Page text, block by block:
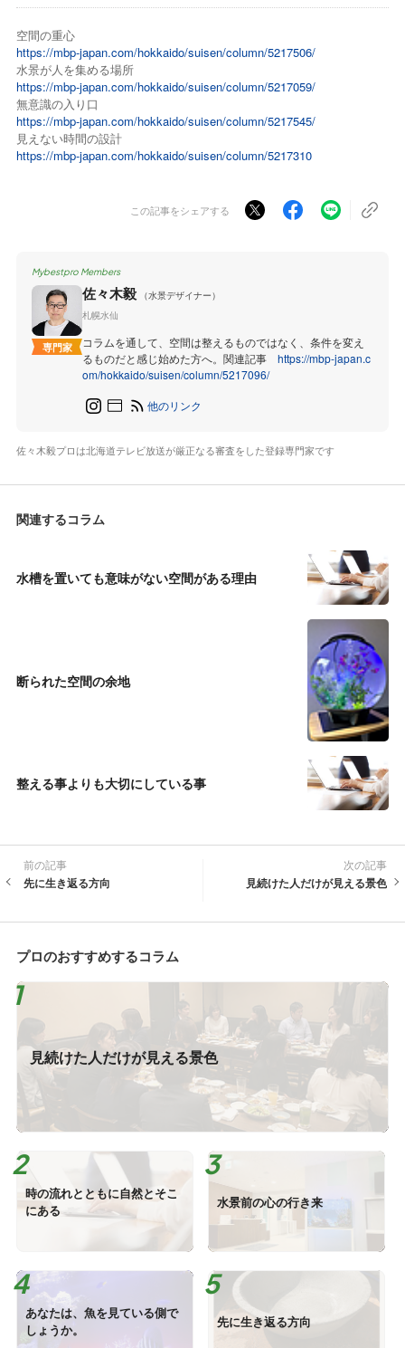
空間の重心
https://mbp-japan.com/hokkaido/suisen/column/5217506/
水景が人を集める場所
https://mbp-japan.com/hokkaido/suisen/column/5217059/
無意識の入り口
https://mbp-japan.com/hokkaido/suisen/column/5217545/
見えない時間の設計
https://mbp-japan.com/hokkaido/suisen/column/5217310
この記事をシェアする
Mybestpro Members
専門家
佐々木毅
（水景デザイナー）
札幌水仙
コラムを通して、空間は整えるものではなく、条件を変え
るものだと感じ始めた方へ。関連記事 https://mbp-japan.c
om/hokkaido/suisen/column/5217096/
他のリンク
佐々木毅プロは北海道テレビ放送が厳正なる審査をした登録専門家です
関連するコラム
水槽を置いても意味がない空間がある理由
断られた空間の余地
整える事よりも大切にしている事
前の記事
先に生き返る方向
次の記事
見続けた人だけが見える景色
プロのおすすめするコラム
見続けた人だけが見える景色
時の流れとともに自然とそこ
にある
水景前の心の行き来
あなたは、魚を見ている側で
しょうか。
先に生き返る方向